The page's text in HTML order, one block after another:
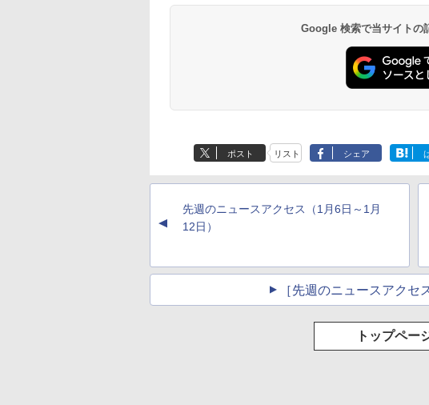
Google 検索で当サイトの
ポスト リスト シェア
▲
先週のニュースアクセス（1月6日～1月
12日）
［先週のニュースアクセ
トップペー